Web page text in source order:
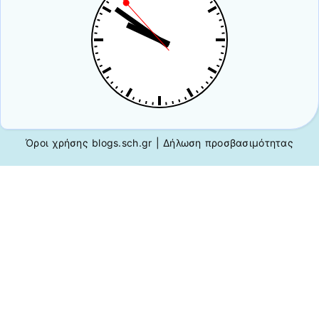
Όροι χρήσης blogs.sch.gr Δήλωση προσβασιμότητας